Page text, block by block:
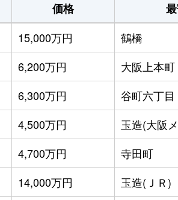
価格
15,000万円 鶴橋
6,200万円 大阪上本町
6,300万円 谷町六丁目
4,500万円 玉造(大阪
4,700万円 寺田町
14,000万円 玉造(ＪＲ)